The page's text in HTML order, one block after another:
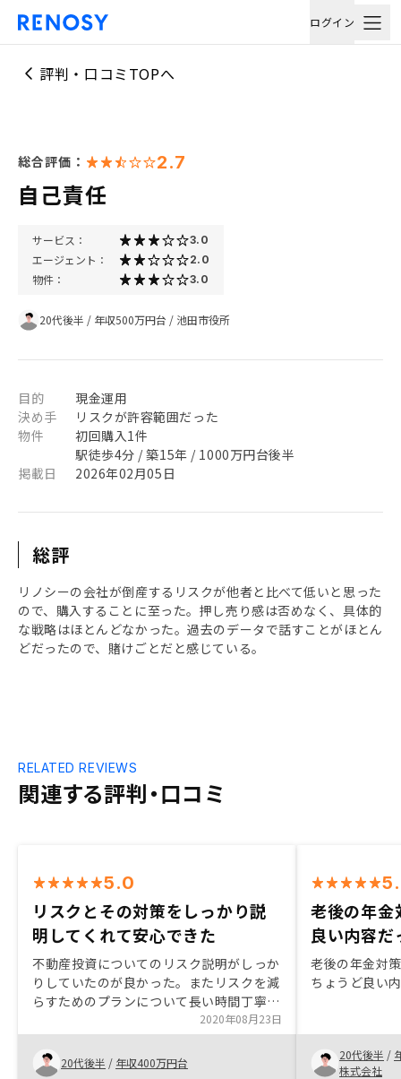
ログイン
評判・口コミTOPへ
総合評価： 2.7
自己責任
サービス： 3.0
エージェント： 2.0
物件： 3.0
20代後半 / 年収500万円台 / 池田市役所
目的
現金運用
決め手
リスクが許容範囲だった
物件
初回購入1件
駅徒歩4分 / 築15年 / 1000万円台後半
掲載日
2026年02月05日
総評
リノシーの会社が倒産するリスクが他者と比べて低いと思った
ので、購入することに至った。押し売り感は否めなく、具体的
な戦略はほとんどなかった。過去のデータで話すことがほとん
どだったので、賭けごとだと感じている。
関連する評判・口コミ
RELATED REVIEWS
5.0
リスクとその対策をしっかり説
明してくれて安心できた
不動産投資についてのリスク説明がしっか
りしていたのが良かった。またリスクを減
らすためのプランについて長い時間丁寧に
説明してもらえたので、安心して購入でき
た。
2020年08月23日
20代後半 / 年収400万円台
老後の年金
良い内容だ
老後の年金対
ちょうど良い
20代後半 /
株式会社